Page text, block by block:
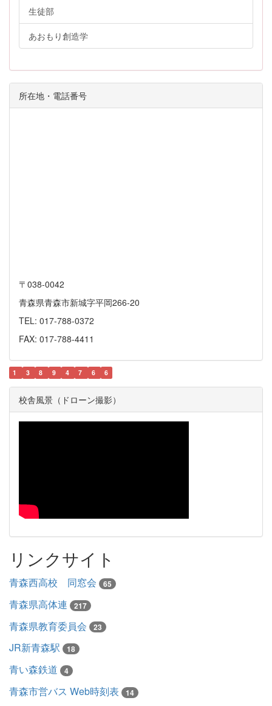
生徒部
あおもり創造学
所在地・電話番号
〒038-0042
青森県青森市新城字平岡266-20
TEL: 017-788-0372
FAX: 017-788-4411
1 3 8 9 4 7 6 6
校舎風景（ドローン撮影）
リンクサイト
青森西高校 同窓会 65
青森県高体連 217
青森県教育委員会 23
JR新青森駅 18
青い森鉄道 4
青森市営バス Web時刻表 14